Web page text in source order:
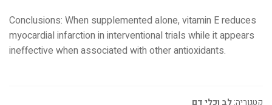
Conclusions: When supplemented alone, vitamin E reduces
myocardial infarction in interventional trials while it appears
ineffective when associated with other antioxidants.
קטגוריה:לב וכלי דם